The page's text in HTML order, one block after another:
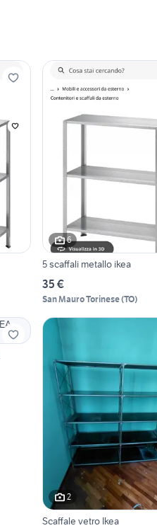
6
5 scaffali metallo ikea
35 €
San Mauro Torinese(TO)
2
Scaffale vetro Ikea